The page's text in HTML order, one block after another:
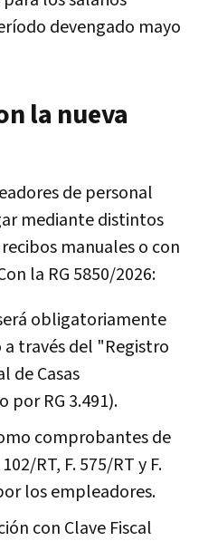
devengado mayo
la nueva
de personal
mediante distintos
manuales o con
la RG 5850/2026:
obligatoriamente
través del "Registro
de Casas
por RG 3.491).
comprobantes de
RT, F. 575/RT y F.
los empleadores.
con Clave Fiscal